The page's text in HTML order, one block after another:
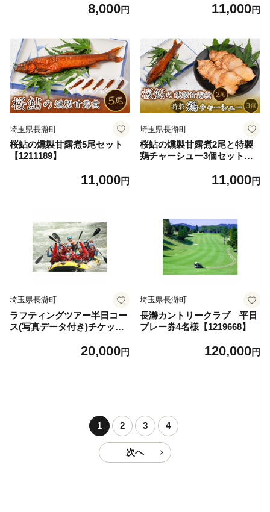
8,000円 11,000円
埼玉県長瀞町
桜鮎の燻製甘露煮5尾セット
【1211189】
11,000円
埼玉県長瀞町
桜鮎の燻製甘露煮2尾と特製
鶏チャーシュー3個セット【1
11,000円
埼玉県長瀞町
ラフティングツアー半日コー
ス(写真データ付き)チケット
20,000円
埼玉県長瀞町
長瀞カントリークラブ 平日
プレー券4名様【1219668】
120,000円
1 2 3 4
次へ